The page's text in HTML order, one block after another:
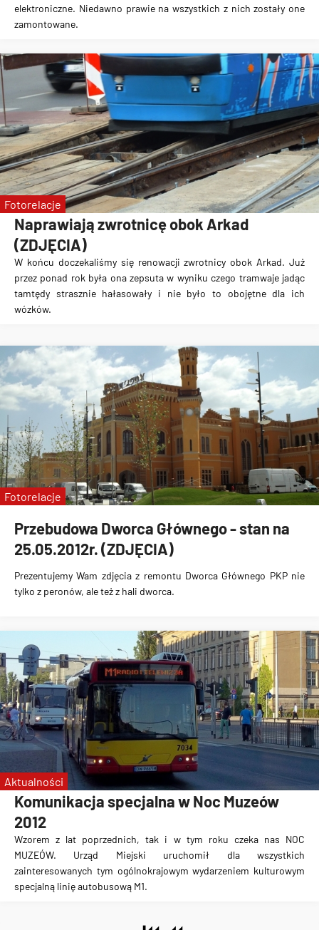
elektroniczne. Niedawno prawie na wszystkich z nichzostały one
zamontowane.
Naprawiają zwrotnicę obok Arkad
(ZDJĘCIA)
W końcu doczekaliśmy się renowacji zwrotnicy obok Arkad. Już
przez ponad rok była ona zepsuta w wyniku czego tramwaje jadąc
tamtędy strasznie hałasowały i nie było to obojętne dla ich
wózków.
Fotorelacje
Przebudowa Dworca Głównego - stan na
25.05.2012r. (ZDJĘCIA)
Prezentujemy Wam zdjęcia z remontu Dworca Głównego PKPnie
tylko z peronów, ale też z hali dworca.
Fotorelacje
Komunikacja specjalna w Noc Muzeów
2012
Wzorem z lat poprzednich, tak i w tym roku czeka nas NOC
MUZEÓW. Urząd Miejski uruchomił dla wszystkich
zainteresowanych tym ogólnokrajowym wydarzeniem kulturowym
specjalną linię autobusową M1.
Aktualności